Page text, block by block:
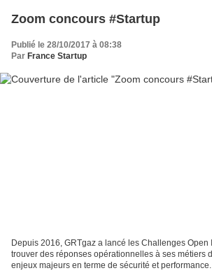
Zoom concours #Startup
Publié le 28/10/2017 à 08:38
Par France Startup
Depuis 2016, GRTgaz a lancé les Challenges Open
trouver des réponses opérationnelles à ses métiers
enjeux majeurs en terme de sécurité et